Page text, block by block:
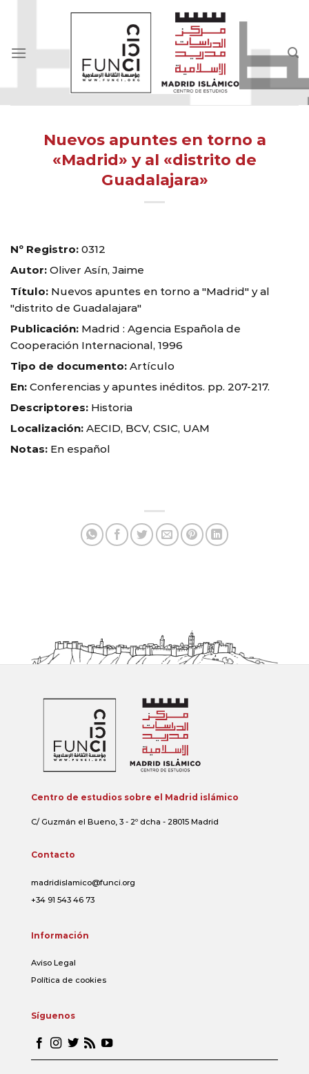
Nuevos apuntes en torno a
«Madrid» y al «distrito de
Guadalajara»
Nº Registro: 0312
Autor: Oliver Asín, Jaime
Título: Nuevos apuntes en torno a "Madrid" y al
"distrito de Guadalajara"
Publicación: Madrid : Agencia Española de
Cooperación Internacional, 1996
Tipo de documento: Artículo
En: Conferencias y apuntes inéditos. pp. 207-217.
Descriptores: Historia
Localización: AECID, BCV, CSIC, UAM
Notas: En español
Centro de estudios sobre el Madrid islámico
C/ Guzmán el Bueno, 3 - 2º dcha - 28015 Madrid
Contacto
madridislamico@funci.org
+34 91 543 46 73
Información
Aviso Legal
Política de cookies
Síguenos